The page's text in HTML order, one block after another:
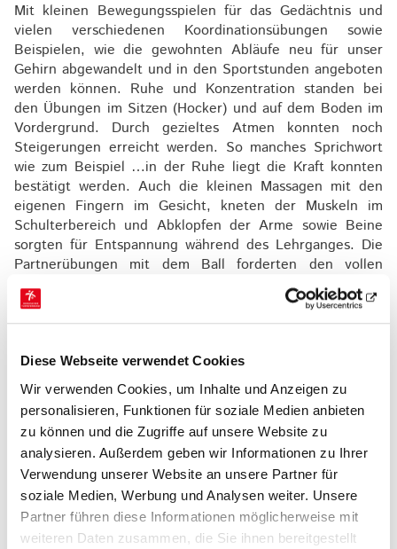
Diese Webseite verwendet Cookies
Wir verwenden Cookies, um Inhalte und Anzeigen zu
personalisieren, Funktionen für soziale Medien anbieten
zu können und die Zugriffe auf unsere Website zu
analysieren. Außerdem geben wir Informationen zu Ihrer
Verwendung unserer Website an unsere Partner für
soziale Medien, Werbung und Analysen weiter. Unsere
Partner führen diese Informationen möglicherweise mit
weiteren Daten zusammen, die Sie ihnen bereitgestellt
Mit kleinen Bewegungsspielen für das Gedächtnis und
vielen verschiedenen Koordinationsübungen sowie
Beispielen, wie die gewohnten Abläufe neu für unser
Gehirn abgewandelt und in den Sportstunden angeboten
werden können. Ruhe und Konzentration standen bei
den Übungen im Sitzen (Hocker) und auf dem Boden im
Vordergrund. Durch gezieltes Atmen konnten noch
Steigerungen erreicht werden. So manches Sprichwort
wie zum Beispiel …in der Ruhe liegt die Kraft konnten
bestätigt werden. Auch die kleinen Massagen mit den
eigenen Fingern im Gesicht, kneten der Muskeln im
Schulterbereich und Abklopfen der Arme sowie Beine
sorgten für Entspannung während des Lehrganges. Die
Partnerübungen mit dem Ball forderten den vollen
Einsatz der Teilnehmer*innen. Am Ende konnten Alle die
verdiente Lizenzverlängerung mit nach Hause nehmen.
Großen Dank an den TV Babenhausen, der nicht nur die
gute Bewirtung sorgte.